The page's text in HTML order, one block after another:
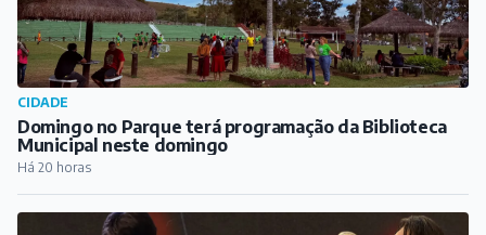
CIDADE
Domingo no Parque terá programação da Biblioteca
Municipal neste domingo
Há 20 horas